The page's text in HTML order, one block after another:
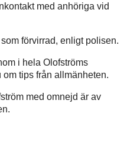
med anhöriga vid
förvirrad, enligt polisen.
i hela Olofströms
tips från allmänheten.
med omnejd är av